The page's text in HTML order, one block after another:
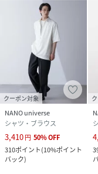
性別タイプ
原産国
素材
サイズ
クリーニング
クーポン対象
NANO universe
シャツ・ブラウス
3,410円 50%OFF
310ポイント(10%ポイント
バック)